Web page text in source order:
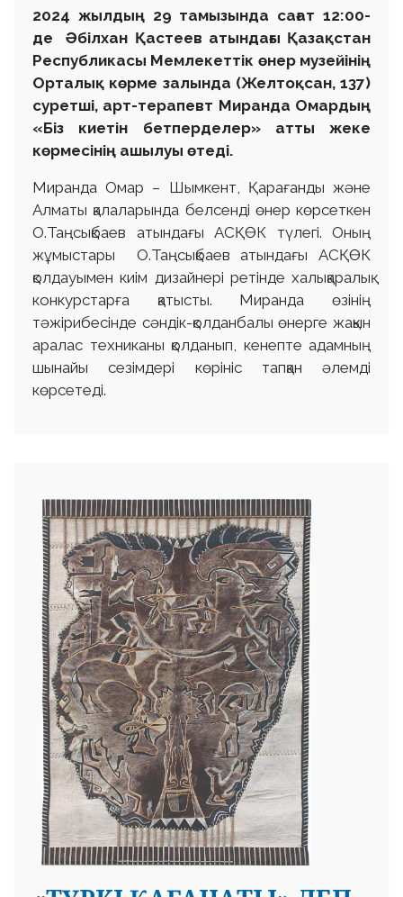
2024 жылдың 29 тамызында сағат 12:00-
де Әбілхан Қастеев атындағы Қазақстан
Республикасы Мемлекеттік өнер музейінің
Орталық көрме залында (Желтоқсан, 137)
суретші, арт-терапевт Миранда Омардың
«Біз киетін бетперделер» атты жеке
көрмесінің ашылуы өтеді.
Миранда Омар – Шымкент, Қарағанды және
Алматы қалаларында белсенді өнер көрсеткен
О.Таңсықбаев атындағы АСҚӨК түлегі. Оның
жұмыстары О.Таңсықбаев атындағы АСҚӨК
қолдауымен киім дизайнері ретінде халықаралық
конкурстарға қатысты. Миранда өзінің
тәжірибесінде сәндік-қолданбалы өнерге жақын
аралас техниканы қолданып, кенепте адамның
шынайы сезімдері көрініс тапқан әлемді
көрсетеді.